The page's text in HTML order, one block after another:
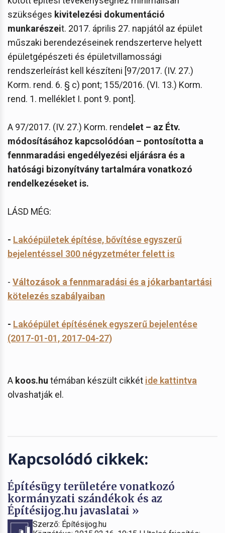
szükséges kivitelezési dokumentáció
munkarészeit. 2017. április 27. napjától az épület
műszaki berendezéseinek rendszerterve helyett
épületgépészeti és épületvillamossági
rendszerleírást kell készíteni [97/2017. (IV. 27.)
Korm. rend. 6. § c) pont; 155/2016. (VI. 13.) Korm.
rend. 1. melléklet I. pont 9. pont].
A 97/2017. (IV. 27.) Korm. rendelet – az Étv.
módosításához kapcsolódóan – pontosította a
fennmaradási engedélyezési eljárásra és a
hatósági bizonyítvány tartalmára vonatkozó
rendelkezéseket is.
LÁSD MÉG:
- Lakóépületek építése, bővítése egyszerű
bejelentéssel 300 négyzetméter felett is
- Változások a fennmaradási és a jókarbantartási
kötelezés szabályaiban
- Lakóépület építésének egyszerű bejelentése
(2017-01-01, 2017-04-27)
A koos.hu témában készült cikkét ide kattintva
olvashatják el.
Kapcsolódó cikkek:
Építésügy területére vonatkozó
kormányzati szándékok és az
Építésijog.hu javaslatai »
Szerző: Építésijog.hu